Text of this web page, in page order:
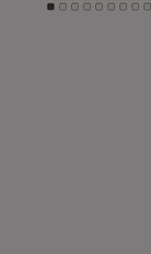
Zu Kachel: 0
Zu Kachel: 1
Zu Kachel: 2
Zu Kachel: 3
ZuZuZuZu